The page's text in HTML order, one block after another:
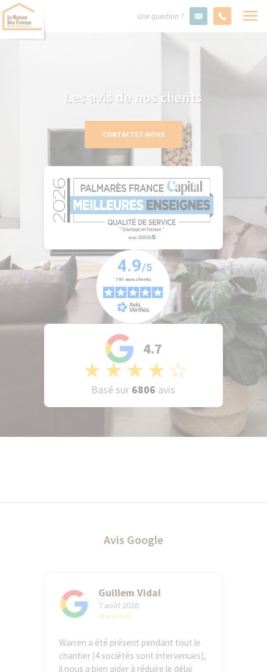
Une question ?
Les avis de nos clients
CONTACTEZ-NOUS
4.7
★ ★★ ★ ☆
Basé sur 6806 avis
Avis Google
Guillem Vidal
7 août 2026
⭐⭐⭐⭐⭐
Warren a été présent pendant tout le
chantier (4 sociétés sont intervenues),
il nous a bien aider à réduire le délai